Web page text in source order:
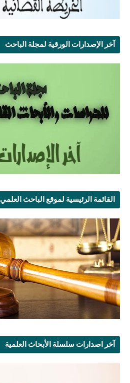
آخر الإصدارات الورقية لمجلة الباحث
القائمة الرئيسية لموقع الباحث العلمي
آخر اصدارات سلسلة الأبحاث العلمية